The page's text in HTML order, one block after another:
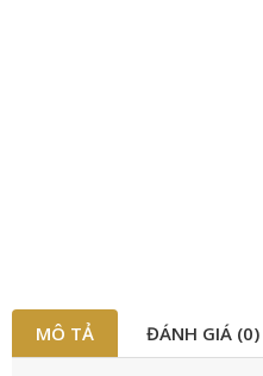
MÔ TẢ ĐÁNH GIÁ (0)